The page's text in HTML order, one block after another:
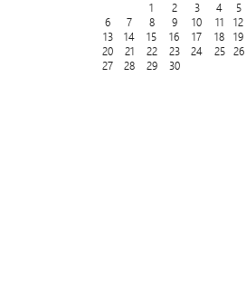
1
2 3 4
5
6
7 8 9 10 11
12
13
14 15 16 17 18
19
20
21 22 23 24 25
26
27
28 29 30